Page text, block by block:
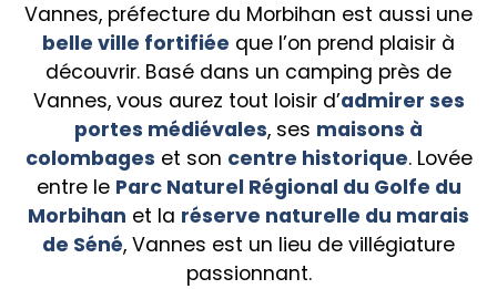
Vannes, préfecture du Morbihan est aussi une
belle ville fortifiée que l’on prend plaisir à
découvrir. Basé dans un camping près de
Vannes, vous aurez tout loisir d’admirer ses
portes médiévales, ses maisons à
colombages et son centre historique. Lovée
entre le Parc Naturel Régional du Golfe du
Morbihan et la réserve naturelle du marais
de Séné, Vannes est un lieu de villégiature
passionnant.